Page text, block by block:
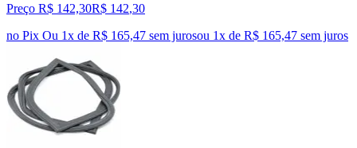
Preço R$ 142,30R$ 142,30
no Pix Ou 1x de R$ 165,47 sem jurosou 1x de R$ 165,47 sem juros